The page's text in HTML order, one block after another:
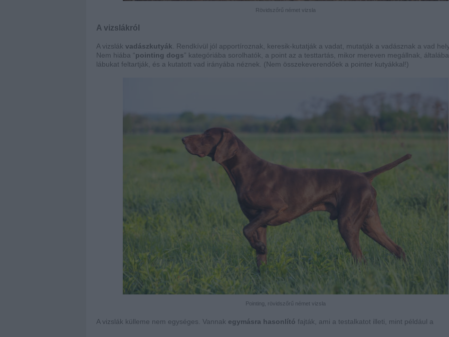
Rövidszőrű német vizsla
A vizslákról
A vizslák vadászkutyák . Rendkívül jól apportíroznak, keresik-kutatják a vadat, mutatják a vadásznak a vad
Nem hiába “pointing dogs” kategóriába sorolhatók, a point az a testtartás, mikor mereven megállnak,
lábukat feltartják, és a kutatott vad irányába néznek. (Nem összekeverendőek a pointer kutyákkal!)
Pointing, rövidszőrű német vizsla
A vizslák külleme nem egységes. Vannak egymásra hasonlító fajták, ami a testalkatot illeti, mint például a